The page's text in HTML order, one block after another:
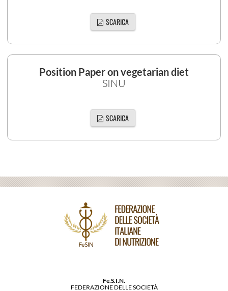
SCARICA
Position Paper on vegetarian diet
SINU
SCARICA
Fe.S.I.N.
FEDERAZIONE DELLE SOCIETÀ